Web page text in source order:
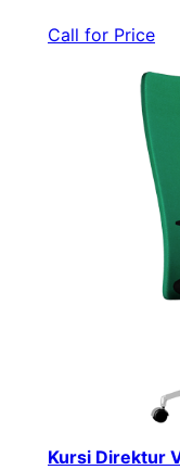
Call for Price
Kursi Direktur